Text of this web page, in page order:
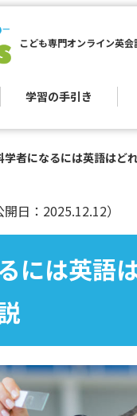
こども専門オンライン英会
学習の手引き
学者になるには英語はど
開日：2025.12.12）
には英語